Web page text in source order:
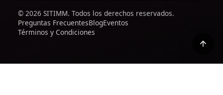
© 2026 SITIMM. Todos los derechos reservados.
Preguntas FrecuentesBlogEventos
Términos y Condiciones